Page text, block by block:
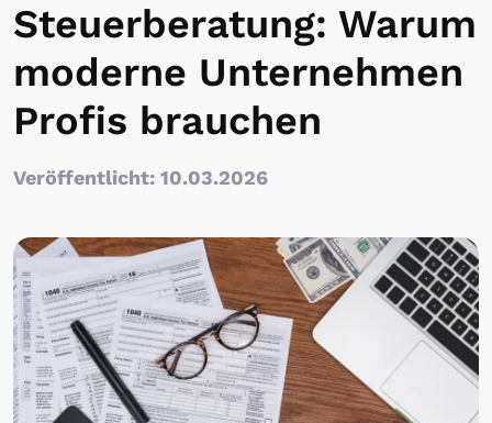
Steuerberatung: Warum
moderne Unternehmen
Profis brauchen
Veröffentlicht: 10.03.2026